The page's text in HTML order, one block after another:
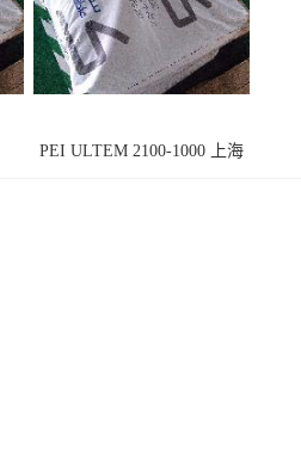
PEI ULTEM 2100-1000 上海